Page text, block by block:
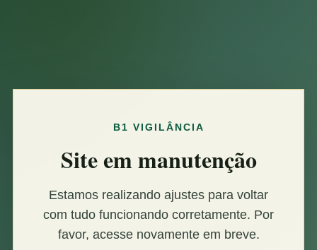
B1 VIGILÂNCIA
Site em manutenção
Estamos realizando ajustes para voltar
com tudo funcionando corretamente. Por
favor, acesse novamente em breve.